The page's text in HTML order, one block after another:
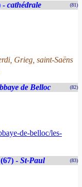
- cathédrale (81)
Grieg, saint-Saëns
de Belloc (82)
de-belloc/les-
- St-Paul (83)